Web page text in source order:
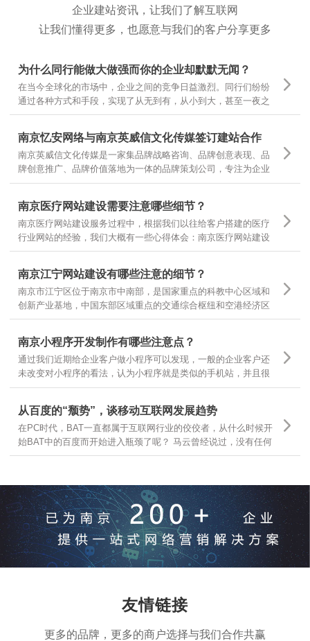
企业建站资讯，让我们了解互联网
让我们懂得更多，也愿意与我们的客户分享更多
为什么同行能做大做强而你的企业却默默无闻？
在当今全球化的市场中，企业之间的竞争日益激烈。同行们纷纷
通过各种方式和手段，实现了从无到有，从小到大，甚至一夜之
间家喻户晓。然而，为什么有些企业却仍然在默默无闻中挣扎
南京忆安网络与南京英威信文化传媒签订建站合作
南京英威信文化传媒是一家集品牌战略咨询、品牌创意表现、品
牌创意推广、品牌价值落地为一体的品牌策划公司，专注为企业
提供品牌定位和品牌设计 坚持专项调研，精准诊断，团队策划，
一种认可
南京医疗网站建设需要注意哪些细节？
南京医疗网站建设服务过程中，根据我们以往给客户搭建的医疗
行业网站的经验，我们大概有一些心得体会：南京医疗网站建设
基本有以下几个领域，有的企业做医疗器械，有的做医疗咨询，
域，结合自身需求，定位不同的医疗网站建设
南京江宁网站建设有哪些注意的细节？
南京市江宁区位于南京市中南部，是国家重点的科教中心区域和
创新产业基地，中国东部区域重点的交通综合枢纽和空港经济区
枢纽。南京江宁从东西南三面环抱南京主城区，航空、港口、铁
站建设有哪些需要注意的细节？
南京小程序开发制作有哪些注意点？
通过我们近期给企业客户做小程序可以发现，一般的企业客户还
未改变对小程序的看法，认为小程序就是类似的手机站，并且很
多客户都让我们按照手机站的样式和功能去开发小程序，是因为
大家分享下，那么小程序制作有哪些要点呢？
从百度的“颓势”，谈移动互联网发展趋势
在PC时代，BAT一直都属于互联网行业的佼佼者，从什么时候开
始BAT中的百度而开始进入瓶颈了呢？ 马云曾经说过，没有任何
一个互联网企业可以保证10年之内还能存在，可见互联网行业的
析，互联网发展的趋势和前景
友情链接
更多的品牌，更多的商户选择与我们合作共赢